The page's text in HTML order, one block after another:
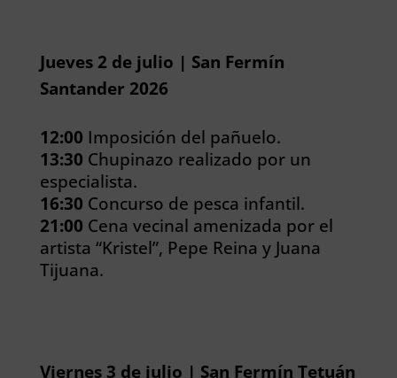
Jueves 2 de julio | San Fermín
Santander 2026
12:00 Imposición del pañuelo.
13:30 Chupinazo realizado por un
especialista.
16:30 Concurso de pesca infantil.
21:00 Cena vecinal amenizada por el
artista “Kristel”, Pepe Reina y Juana
Tijuana.
Viernes 3 de julio | San Fermín Tetuán